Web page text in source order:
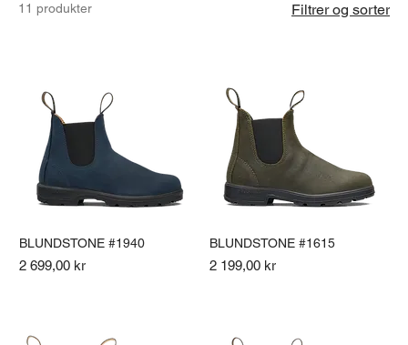
11 produkter Filtrer og sorter
BLUNDSTONE #1940
Pris
2 699,00 kr
BLUNDSTONE #1615
Pris
2 199,00 kr